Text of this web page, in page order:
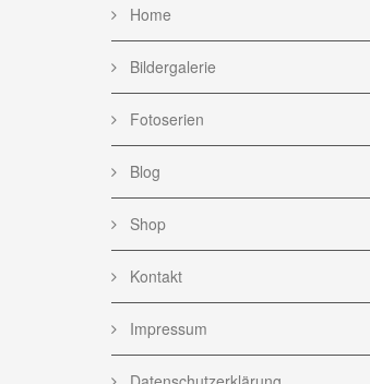
Home
Bildergalerie
Fotoserien
Blog
Shop
Kontakt
Impressum